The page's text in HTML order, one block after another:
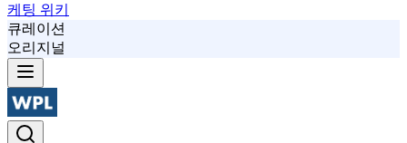
케팅 위키
큐레이션
오리지널